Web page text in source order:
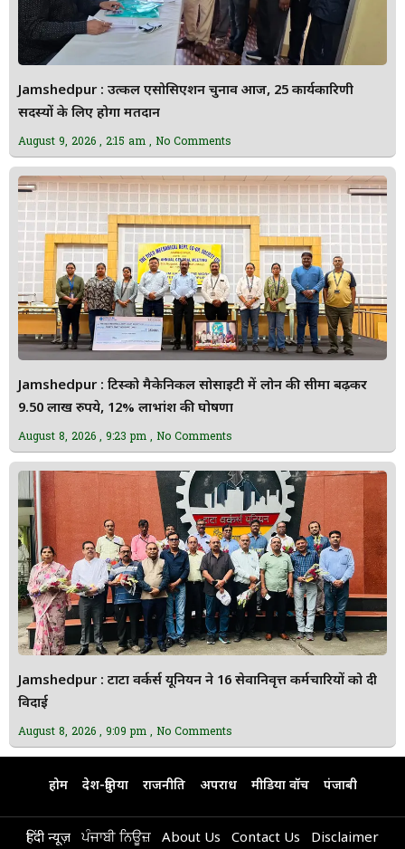
Jamshedpur : उत्कल एसोसिएशन चुनाव आज, 25 कार्यकारिणी
सदस्यों के लिए होगा मतदान
August 9, 2026 2:15 am No Comments
Jamshedpur : टिस्को मैकेनिकल सोसाइटी में लोन की सीमा बढ़कर
9.50 लाख रुपये, 12% लाभांश की घोषणा
August 8, 2026 9:23 pm No Comments
Jamshedpur : टाटा वर्कर्स यूनियन ने 16 सेवानिवृत्त कर्मचारियों को दी
विदाई
August 8, 2026 9:09 pm No Comments
होम देश-दुनिया राजनीति अपराध मीडिया वॉच पंजाबी
हिंदी न्यूज़ ਪੰਜਾਬੀ ਨਿਊਜ਼ About Us Contact Us Disclaimer